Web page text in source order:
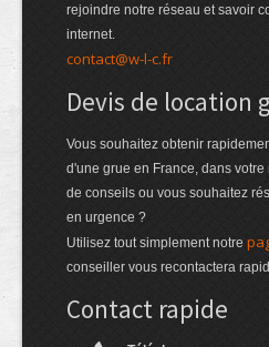
rejoindre notre réseau et savoir
internet.
contact@w-l-c.fr
Devis de location
Vous souhaitez obtenir
d'une grue en France, dans
de conseils ou vous souhaitez
en urgence ?
Utilisez tout simplement notre
conseiller vous recontactera
Contact rapide